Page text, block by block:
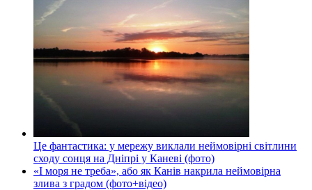
Це фантастика: у мережу виклали неймовірні світлини
сходу сонця на Дніпрі у Каневі (фото)
«І моря не треба», або як Канів накрила неймовірна
злива з градом (фото+відео)